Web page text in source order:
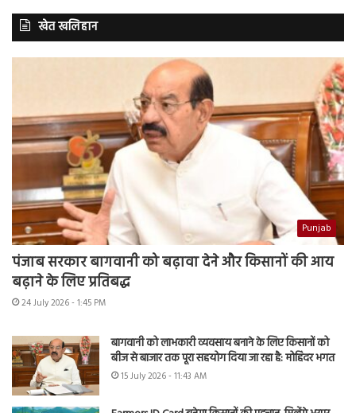
खेत खलिहान
Punjab
पंजाब सरकार बागवानी को बढ़ावा देने और किसानों की आय
बढ़ाने के लिए प्रतिबद्ध
24 July 2026 - 1:45 PM
बागवानी को लाभकारी व्यवसाय बनाने के लिए किसानों को
बीज से बाजार तक पूरा सहयोग दिया जा रहा है: मोहिंदर भगत
15 July 2026 - 11:43 AM